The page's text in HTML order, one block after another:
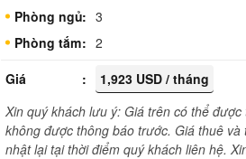
Phòng ngủ
3
Phòng tắm
2
Giá
1,923 USD / tháng
Xin quý khách lưu ý: Giá trên có thể
không được thông báo trước. Giá thuê
nhật lại tại thời điểm quý khách liên hệ.